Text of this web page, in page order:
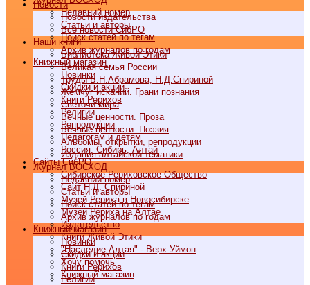
Недавний номер
Статьи и авторы
Поиск статей по тегам
Архив журналов по годам
Книжный магазин
Новинки
Скидки и акции
Книги Рерихов
Религии
Репродукции
Педагогам и детям
Россия, Сибирь, Алтай
Cайты СибРО
Сибирское Рериховское Общество
Сайт Н.Д. Спириной
Музей Рериха в Новосибирске
Музей Рериха на Алтае
Издательство
Книги Живой Этики
"Наследие Алтая" - Верх-Уймон
Хочу помочь
Книжный магазин
Новости
Новости издательства
Все новости СибРО
Наши книги
Библиотека Живой Этики
Великая семья России
Труды Б.Н.Абрамова, Н.Д.Спириной
Жемчуг исканий. Грани познания
Светочи мира
Вечные ценности. Проза
Вечные ценности. Поэзия
Альбомы, открытки, репродукции
Издания алтайской тематики
Журнал ВОСХОД
Недавний номер
Статьи и авторы
Поиск статей по тегам
Архив журналов по годам
Книжный магазин
Новинки
Скидки и акции
Книги Рерихов
Религии